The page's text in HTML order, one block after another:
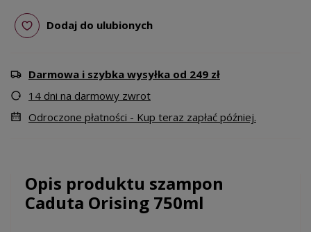
Dodaj do ulubionych
Darmowa i szybka wysyłka od 249 zł
14 dni na darmowy zwrot
Odroczone płatności - Kup teraz zapłać później.
Opis produktu szampon
Caduta Orising 750ml